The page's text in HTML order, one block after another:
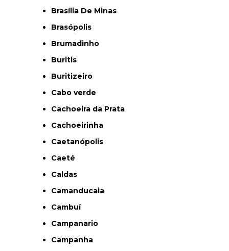
Brasília De Minas
Brasópolis
Brumadinho
Buritis
Buritizeiro
Cabo verde
Cachoeira da Prata
Cachoeirinha
Caetanópolis
Caeté
Caldas
Camanducaia
Cambuí
Campanario
Campanha